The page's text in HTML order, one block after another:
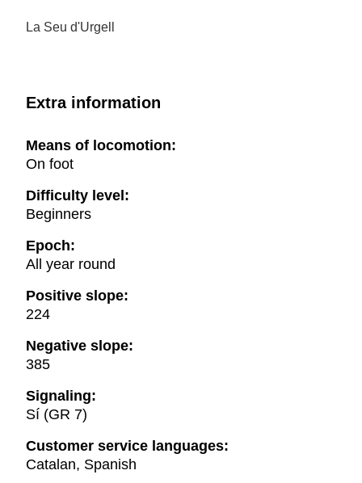
La Seu d'Urgell
Extra information
Means of locomotion:
On foot
Difficulty level:
Beginners
Epoch:
All year round
Positive slope:
224
Negative slope:
385
Signaling:
Sí (GR 7)
Customer service languages:
Catalan, Spanish